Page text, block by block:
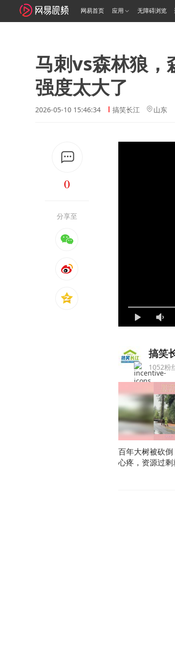
网易首页 应用 无障碍浏览
马刺vs森林狼，
强度太大了
2026-05-10 15:46:34 搞笑长江 山东
0
分享至
搞笑
1052粉
百年大树被砍
心疼，资源过